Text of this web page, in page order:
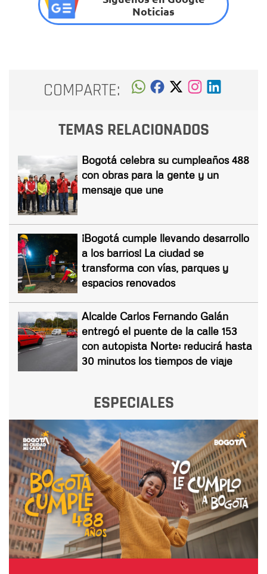
Noticias
COMPARTE:
TEMAS RELACIONADOS
Bogotá celebra su cumpleaños 488
con obras para la gente y un
mensaje que une
¡Bogotá cumple llevando desarrollo
a los barrios! La ciudad se
transforma con vías, parques y
espacios renovados
Alcalde Carlos Fernando Galán
entregó el puente de la calle 153
con autopista Norte: reducirá hasta
30 minutos los tiempos de viaje
ESPECIALES